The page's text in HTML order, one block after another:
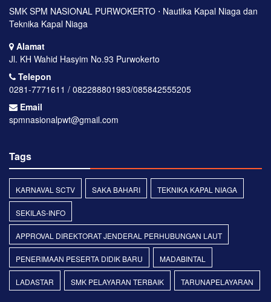
SMK SPM NASIONAL PURWOKERTO ⋅ Nautika Kapal Niaga dan
Teknika Kapal Niaga
Alamat
Jl. KH Wahid Hasyim No.93 Purwokerto
Telepon
0281-7771611 / 082288801983/085842555205
Email
spmnasionalpwt@gmail.com
Tags
KARNAVAL SCTV SAKA BAHARI TEKNIKA KAPAL NIAGA
SEKILAS-INFO
APPROVAL DIREKTORAT JENDERAL PERHUBUNGAN LAUT
PENERIMAAN PESERTA DIDIK BARU MADABINTAL
LADASTAR SMK PELAYARAN TERBAIK TARUNAPELAYARAN